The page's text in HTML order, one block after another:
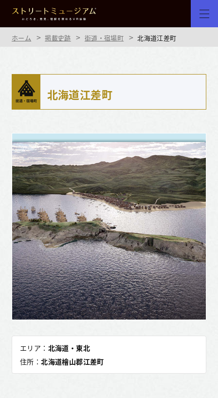
ホーム 掲載史跡 街道・宿場町 北海道江差町
北海道江差町
エリア： 北海道・東北
住所：北海道檜山郡江差町